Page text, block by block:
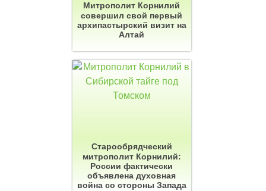
Митрополит Корнилий
совершил свой первый
архипастырский визит на
Алтай
Старообрядческий
митрополит Корнилий:
России фактически
объявлена духовная
война со стороны Запада